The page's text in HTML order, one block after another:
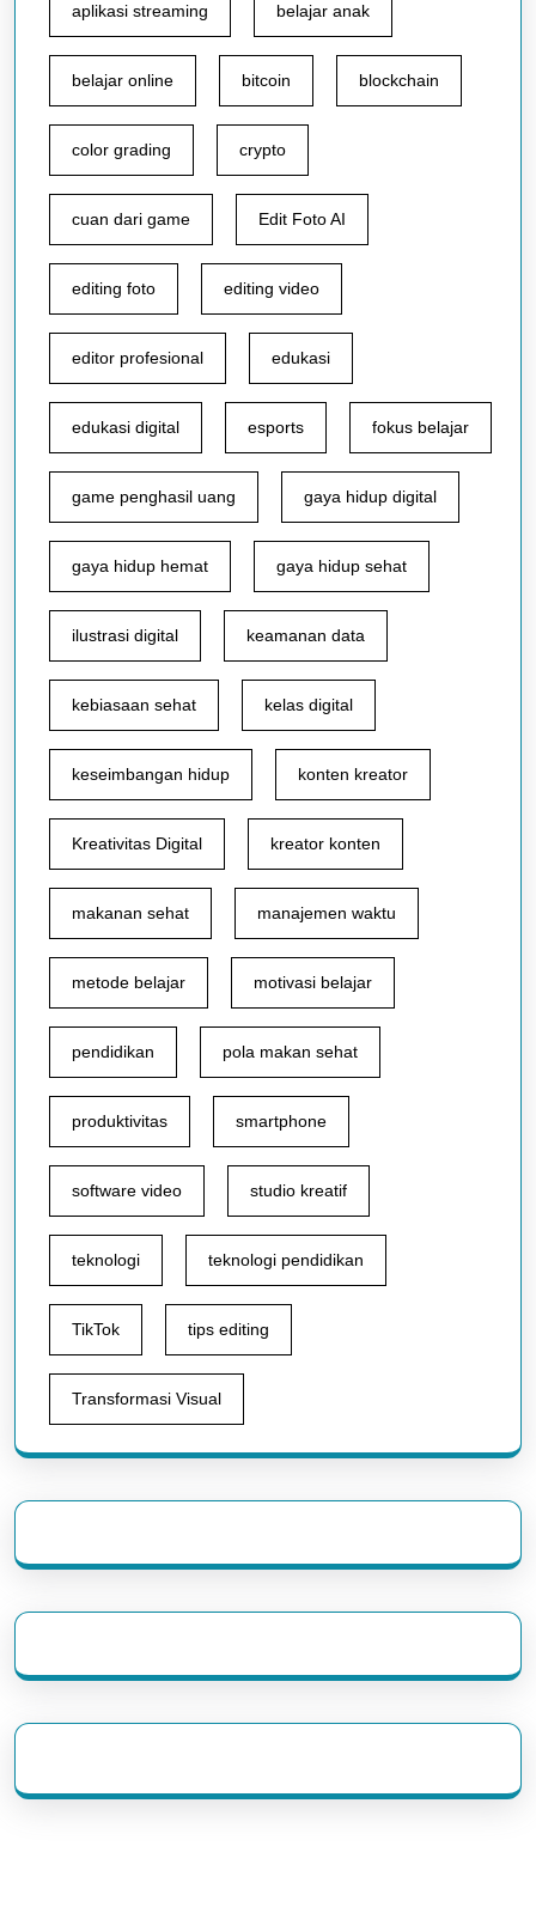
aplikasi streaming belajar anak
belajar online bitcoin blockchain
color grading crypto
cuan dari game Edit Foto AI
editing foto editing video
editor profesional edukasi
edukasi digital esports fokus belajar
game penghasil uang gaya hidup digital
gaya hidup hemat gaya hidup sehat
ilustrasi digital keamanan data
kebiasaan sehat kelas digital
keseimbangan hidup konten kreator
Kreativitas Digital kreator konten
makanan sehat manajemen waktu
metode belajar motivasi belajar
pendidikan pola makan sehat
produktivitas smartphone
software video studio kreatif
teknologi teknologi pendidikan
TikTok tips editing
Transformasi Visual